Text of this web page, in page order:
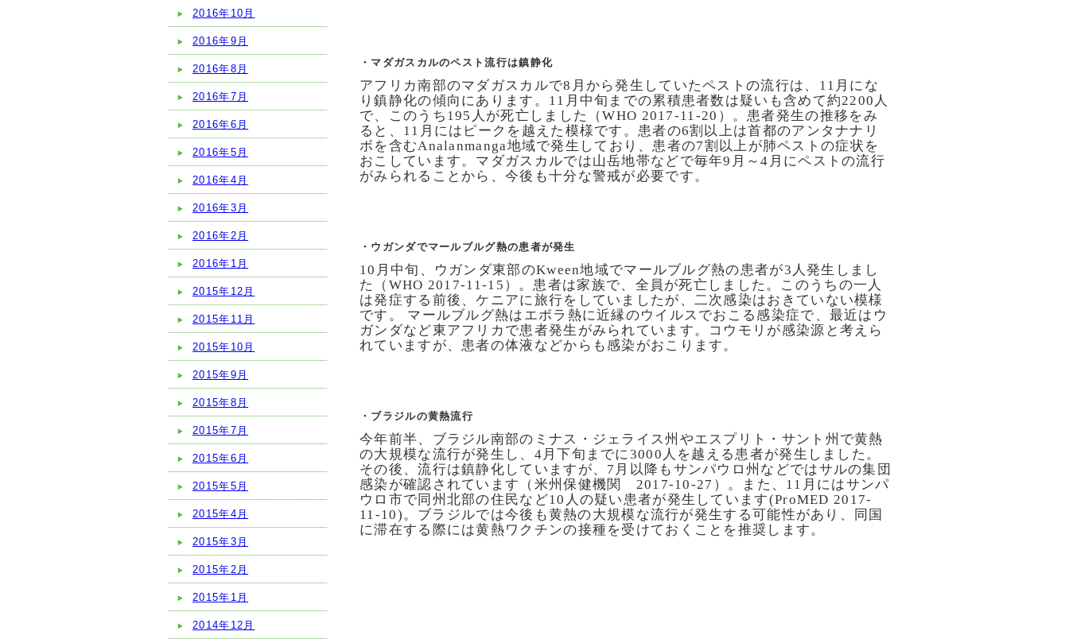
2016年10月
2016年9月
2016年8月
2016年7月
2016年6月
2016年5月
2016年4月
2016年3月
2016年2月
2016年1月
2015年12月
2015年11月
2015年10月
2015年9月
2015年8月
2015年7月
2015年6月
2015年5月
2015年4月
2015年3月
2015年2月
2015年1月
2014年12月
・マダガスカルのペスト流行は鎮静化
アフリカ南部のマダガスカルで8月から発生していたペストの流行は、11月にな
り鎮静化の傾向にあります。11月中旬までの累積患者数は疑いも含めて約2200人
で、このうち195人が死亡しました（WHO 2017-11-20）。患者発生の推移をみ
ると、11月にはピークを越えた模様です。患者の6割以上は首都のアンタナナリ
ボを含むAnalanmanga地域で発生しており、患者の7割以上が肺ペストの症状を
おこしています。マダガスカルでは山岳地帯などで毎年9月～4月にペストの流行
がみられることから、今後も十分な警戒が必要です。
・ウガンダでマールブルグ熱の患者が発生
10月中旬、ウガンダ東部のKween地域でマールブルグ熱の患者が3人発生しまし
た（WHO 2017-11-15）。患者は家族で、全員が死亡しました。このうちの一人
は発症する前後、ケニアに旅行をしていましたが、二次感染はおきていない模様
です。 マールブルグ熱はエボラ熱に近縁のウイルスでおこる感染症で、最近はウ
ガンダなど東アフリカで患者発生がみられています。コウモリが感染源と考えら
れていますが、患者の体液などからも感染がおこります。
・ブラジルの黄熱流行
今年前半、ブラジル南部のミナス・ジェライス州やエスプリト・サント州で黄熱
の大規模な流行が発生し、4月下旬までに3000人を越える患者が発生しました。
その後、流行は鎮静化していますが、7月以降もサンパウロ州などではサルの集団
感染が確認されています（米州保健機関 2017-10-27）。また、11月にはサンパ
ウロ市で同州北部の住民など10人の疑い患者が発生しています(ProMED 2017-
11-10)。ブラジルでは今後も黄熱の大規模な流行が発生する可能性があり、同国
に滞在する際には黄熱ワクチンの接種を受けておくことを推奨します。